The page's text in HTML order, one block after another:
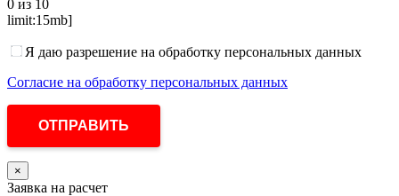
0 из 10
limit:15mb]
Я даю разрешение на обработку персональных данных
Согласие на обработку персональных данных
×
Заявка на расчет